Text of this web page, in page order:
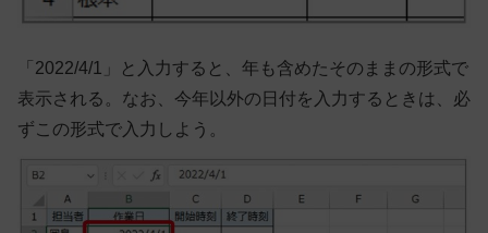
「2022/4/1」と入力すると、年も含めたそのままの形式で
表示される。なお、今年以外の日付を入力するときは、必
ずこの形式で入力しよう。